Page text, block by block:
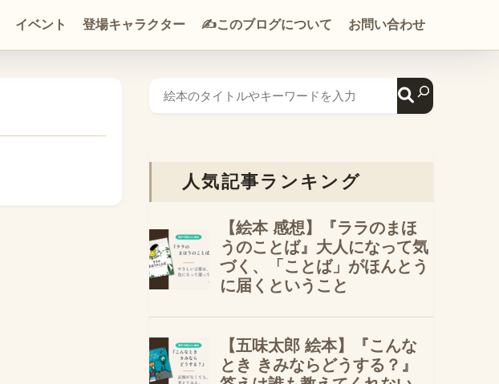
イベント 登場キャラクター ✍️このブログについて お問い合わせ
人気記事ランキング